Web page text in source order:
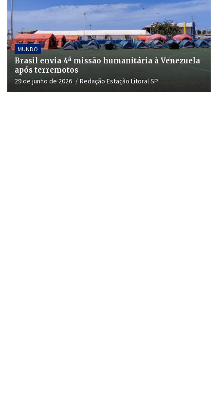
MUNDO
Brasil envia 4ª missão humanitária à Venezuela
após terremotos
29 de junho de 2026 Redação Estação Litoral SP